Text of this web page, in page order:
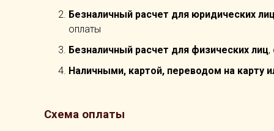
Безналичный расчет для юридических
оплаты
Безналичный расчет для физических лиц,
Наличными, картой, переводом на карту
Схема оплаты